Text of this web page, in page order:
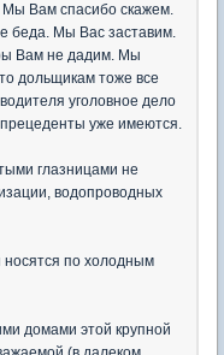
Вам спасибо скажем.
беда. Мы Вас заставим.
Вам не дадим. Мы
дольщикам тоже все
уголовное дело
уже имеются.
глазницами не
водопроводных
по холодным
домами этой крупной